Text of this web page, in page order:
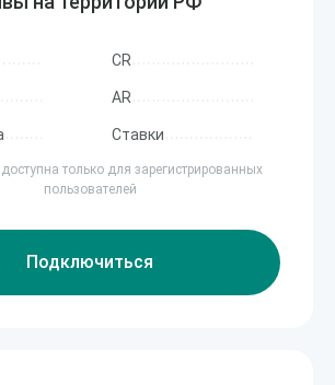
CR
AR
Ставки
только для зарегистрированных
пользователей
Подключиться